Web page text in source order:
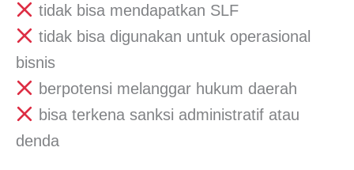
tidak bisa mendapatkan SLF
tidak bisa digunakan untuk operasional
bisnis
berpotensi melanggar hukum daerah
bisa terkena sanksi administratif atau
denda